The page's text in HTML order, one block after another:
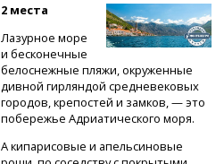
2 места
Лазурное море
и бесконечные
белоснежные пляжи, окруженные
дивной гирляндой средневековых
городов, крепостей и замков, — это
побережье Адриатического моря.
А кипарисовые и апельсиновые